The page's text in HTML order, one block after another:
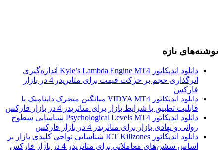
نوشته‌های تازه
دانلود اندیکاتور Kyle’s Lambda Engine MT4 اندازه‌گیری
اثرگذاری حجم بر حرکت قیمت برای متاتریدر 4 در بازار
فارکس
دانلود اندیکاتور VIDYA MT4 میانگین متحرک داینامیک با
قابلیت تطبیق با شرایط بازار برای متاتریدر 4 در بازار فارکس
دانلود اندیکاتور Psychological Levels MT4 شناسایی سطوح
روانی و نهادی بازار برای متاتریدر 4 در بازار فارکس
دانلود اندیکاتور ICT Killzones شناسایی نواحی کلیدی بازار بر
اساس سشن‌های معاملاتی برای متاتریدر 4 در بازار فارکس